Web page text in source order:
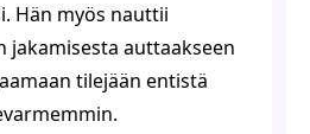
Hän myös nauttii
jakamisesta auttaakseen
tilejään entistä